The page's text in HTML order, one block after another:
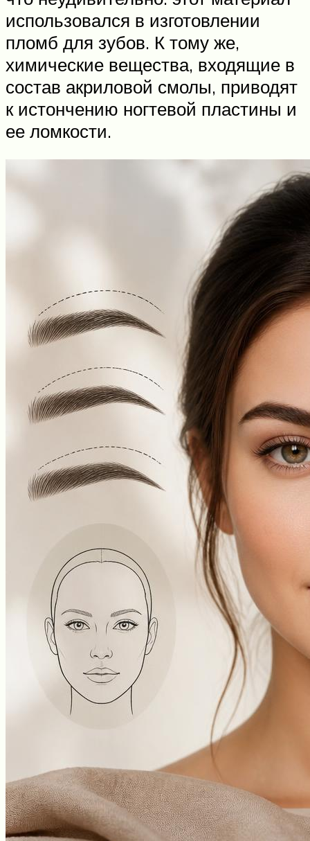
использовался в изготовлении
пломб для зубов. К тому же,
химические вещества, входящие в
состав акриловой смолы, приводят
к истончению ногтевой пластины и
ее ломкости.